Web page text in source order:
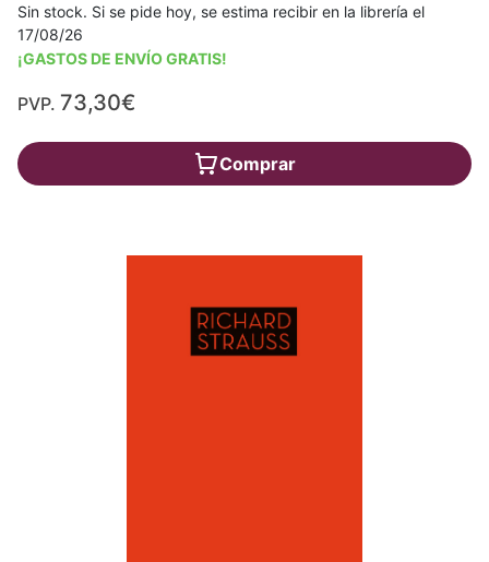
Sin stock. Si se pide hoy, se estima recibir en la librería el
17/08/26
¡GASTOS DE ENVÍO GRATIS!
PVP. 73,30€
Comprar